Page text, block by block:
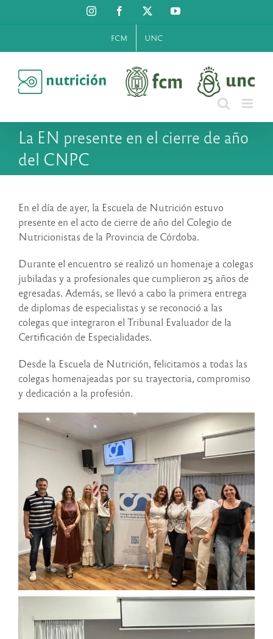
al
InstagramFacebook YouTube
FCM UNC
La EN presente en el cierre de año
del CNPC
En el día de ayer, la Escuela de Nutrición estuvo
presente en el acto de cierre de año del Colegio de
Nutricionistas de la Provincia de Córdoba.
Durante el encuentro se realizó un homenaje a colegas
jubiladas y a profesionales que cumplieron 25 años de
egresadas. Además, se llevó a cabo la primera entrega
de diplomas de especialistas y se reconoció a las
colegas que integraron el Tribunal Evaluador de la
Certificación de Especialidades.
Desde la Escuela de Nutrición, felicitamos a todas las
colegas homenajeadas por su trayectoria, compromiso
y dedicación a la profesión.